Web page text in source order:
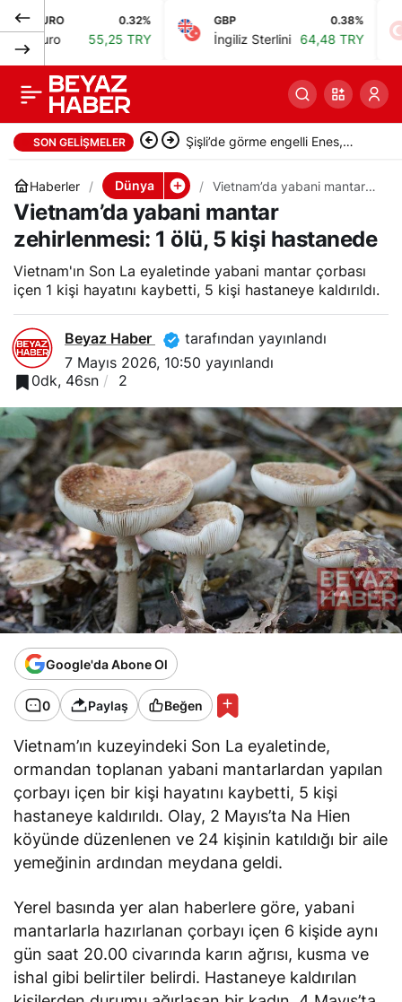
55,25 TRY
GBP
İngiliz Sterlini 64,48 TRY
SON GELIŞMELER Adana’da tünel çalışmasında ölü
sayısı 2’ye yükseldi
Haberler Dünya
Vietnam’da yabani mantar
zehirlenmesi: 1 ölü, 5 kişi
hastanede
Vietnam’da yabani mantar
zehirlenmesi: 1 ölü, 5 kişi hastanede
Vietnam'ın Son La eyaletinde yabani mantar çorbası
içen 1 kişi hayatını kaybetti, 5 kişi hastaneye kaldırıldı.
Beyaz Haber
tarafından yayınlandı
7 Mayıs 2026, 10:50 yayınlandı
0dk, 46sn
2
Google'da Abone Ol
0 Paylaş Beğen
Vietnam’ın kuzeyindeki Son La eyaletinde,
ormandan toplanan yabani mantarlardan yapılan
çorbayı içen bir kişi hayatını kaybetti, 5 kişi
hastaneye kaldırıldı. Olay, 2 Mayıs’ta Na Hien
köyünde düzenlenen ve 24 kişinin katıldığı bir aile
yemeğinin ardından meydana geldi.
Yerel basında yer alan haberlere göre, yabani
mantarlarla hazırlanan çorbayı içen 6 kişide aynı
gün saat 20.00 civarında karın ağrısı, kusma ve
ishal gibi belirtiler belirdi. Hastaneye kaldırılan
Hindistan’da tekne
alabora oldu: 3 ölü, 3
kayıp
Paylaş